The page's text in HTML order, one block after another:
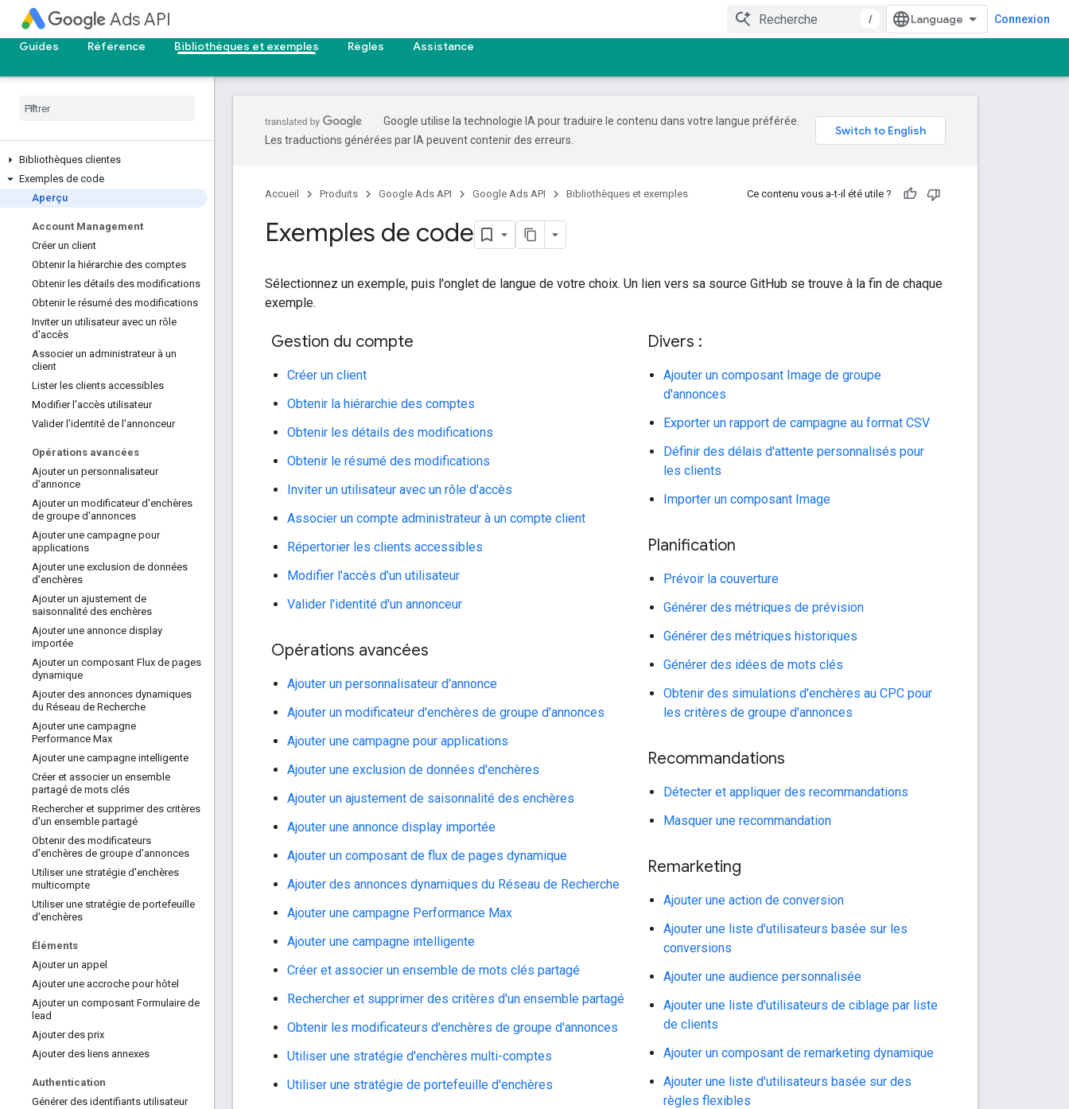
Ads API / Connexion
Guides Référence Bibliothèques et exemples Règles Assistance
Bibliothèques clientes
Exemples de code
Aperçu
Account Management
Créer un client
Obtenir la hiérarchie des comptes
Obtenir les détails des modifications
Obtenir le résumé des modifications
Inviter un utilisateur avec un rôle
d'accès
Associer un administrateur à un
client
Lister les clients accessibles
Modifier l'accès utilisateur
Valider l'identité de l'annonceur
Opérations avancées
Ajouter un personnalisateur
d'annonce
Ajouter un modificateur d'enchères
de groupe d'annonces
Ajouter une campagne pour
applications
Ajouter une exclusion de données
d'enchères
Ajouter un ajustement de
saisonnalité des enchères
Ajouter une annonce display
importée
Ajouter un composant Flux de pages
dynamique
Ajouter des annonces dynamiques
du Réseau de Recherche
Ajouter une campagne
Performance Max
Ajouter une campagne intelligente
Créer et associer un ensemble
partagé de mots clés
Rechercher et supprimer des critères
d'un ensemble partagé
Obtenir des modificateurs
d'enchères de groupe d'annonces
Utiliser une stratégie d'enchères
multicompte
Utiliser une stratégie de portefeuille
d'enchères
Éléments
Ajouter un appel
Ajouter une accroche pour hôtel
Ajouter un composant Formulaire de
lead
Ajouter des prix
Ajouter des liens annexes
Authentication
Générer des identifiants utilisateur
Google utilise la technologie IA pour traduire le contenu dans votre langue préférée.
Les traductions générées par IA peuvent contenir des erreurs.
Accueil Produits Google Ads API Google Ads API Bibliothèques et exemples Ce contenu vous a-t-il été utile ?
Exemples de code
Sélectionnez un exemple, puis l'onglet de langue de votre choix. Un lien vers sa source GitHub se trouve à la fin de chaque
exemple.
Gestion du compte
Créer un client
Obtenir la hiérarchie des comptes
Obtenir les détails des modifications
Obtenir le résumé des modifications
Inviter un utilisateur avec un rôle d'accès
Associer un compte administrateur à un compte client
Répertorier les clients accessibles
Modifier l'accès d'un utilisateur
Valider l'identité d'un annonceur
Opérations avancées
Ajouter un personnalisateur d'annonce
Ajouter un modificateur d'enchères de groupe d'annonces
Ajouter une campagne pour applications
Ajouter une exclusion de données d'enchères
Ajouter un ajustement de saisonnalité des enchères
Ajouter une annonce display importée
Ajouter un composant de flux de pages dynamique
Ajouter des annonces dynamiques du Réseau de Recherche
Ajouter une campagne Performance Max
Ajouter une campagne intelligente
Créer et associer un ensemble de mots clés partagé
Rechercher et supprimer des critères d'un ensemble partagé
Obtenir les modificateurs d'enchères de groupe d'annonces
Utiliser une stratégie d'enchères multi-comptes
Utiliser une stratégie de portefeuille d'enchères
Divers :
Ajouter un composant Image de groupe
d'annonces
Exporter un rapport de campagne au format CSV
Définir des délais d'attente personnalisés pour
les clients
Importer un composant Image
Planification
Prévoir la couverture
Générer des métriques de prévision
Générer des métriques historiques
Générer des idées de mots clés
Obtenir des simulations d'enchères au CPC pour
les critères de groupe d'annonces
Recommandations
Détecter et appliquer des recommandations
Masquer une recommandation
Remarketing
Ajouter une action de conversion
Ajouter une liste d'utilisateurs basée sur les
conversions
Ajouter une audience personnalisée
Ajouter une liste d'utilisateurs de ciblage par liste
de clients
Ajouter un composant de remarketing dynamique
Ajouter une liste d'utilisateurs basée sur des
règles flexibles